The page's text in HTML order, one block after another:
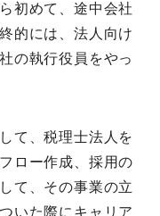
初めて、途中会社
的には、法人向け
の執行役員をやっ
て、税理士法人を
ロー作成、採用の
て、その事業の立
いた際にキャリア